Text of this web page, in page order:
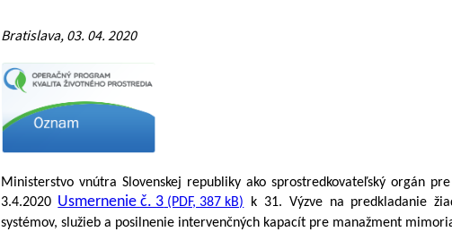
Bratislava, 03. 04. 2020
Ministerstvo vnútra Slovenskej republiky ako sprostredkovateľský orgán
3.4.2020 Usmernenie č. 3 (PDF, 387 kB) k 31. Výzve na predkladanie
systémov, služieb a posilnenie intervenčných kapacít pre manažment